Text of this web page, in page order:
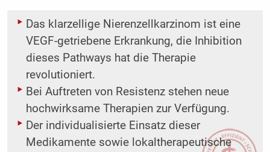
Das klarzellige Nierenzellkarzinom ist eine
VEGF-getriebene Erkrankung, die Inhibition
dieses Pathways hat die Therapie
revolutioniert.
Bei Auftreten von Resistenz stehen neue
hochwirksame Therapien zur Verfügung.
Der individualisierte Einsatz dieser
Medikamente sowie lokaltherapeutische